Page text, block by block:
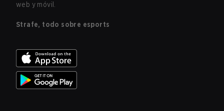
web y móvil.
Strafe, todo sobre esports